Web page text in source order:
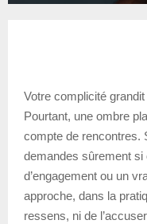
Votre complicité
Pourtant, une ombre
compte de rencontres.
demandes sûrement si
d’engagement ou un
approche, dans la
ressens, ni de